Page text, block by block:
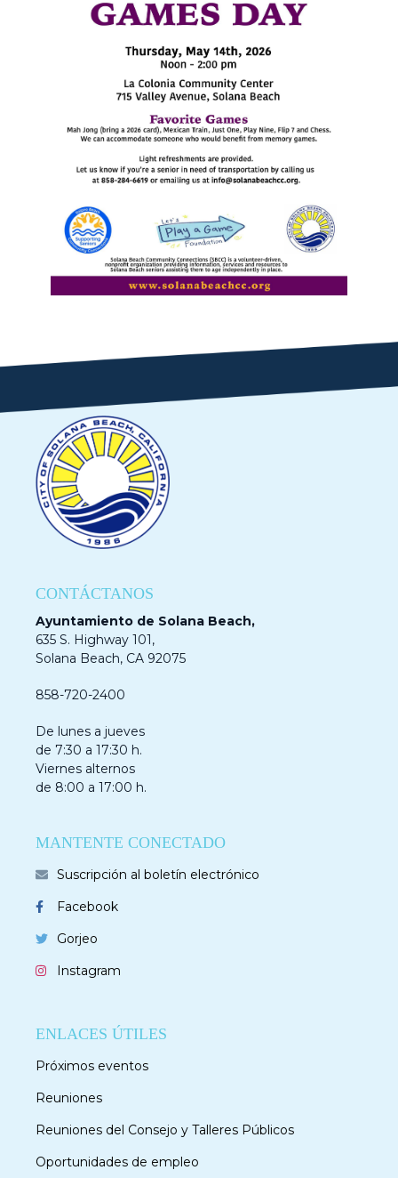
CONTÁCTANOS
Ayuntamiento de Solana Beach,
635 S. Highway 101,
Solana Beach, CA 92075
858-720-2400
De lunes a jueves
de 7:30 a 17:30 h.
Viernes alternos
de 8:00 a 17:00 h.
MANTENTE CONECTADO
Suscripción al boletín electrónico
Facebook
Gorjeo
Instagram
ENLACES ÚTILES
Próximos eventos
Reuniones
Reuniones del Consejo y Talleres Públicos
Oportunidades de empleo